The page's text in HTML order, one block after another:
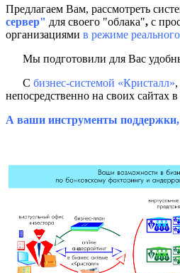
Предлагаем Вам, рассмотреть
сервер" для своего "облака", с
организациями в режиме
Мы подготовили для Вас
С бизнес-системой «Кристалл»
непосредственно на своих сайтах
А ваши инструменты поддержки,